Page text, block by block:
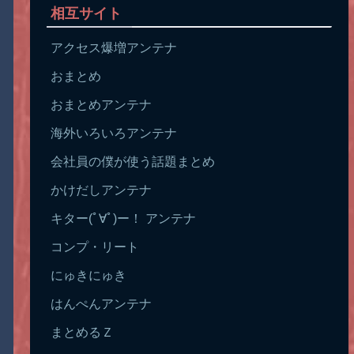
相互サイト
アクセス爆増アンテナ
おまとめ
おまとめアンテナ
海外いろいろアンテナ
会社員の僕が使う話題まとめ
かけだしアンテナ
キター(ﾟ∀ﾟ)ー！ アンテナ
コンプ・リート
にゅきにゅき
はんぺんアンテナ
まとめるＺ